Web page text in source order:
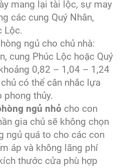
mang lại tài lộc, sự may
các cung Quý Nhân,
Lộc.
ngủ cho chủ nhà:
cung Phúc Lộc hoặc Quý
0,82 – 1,04 – 1,24
có thể cân nhắc lựa
phong thủy.
ngủ nhỏ cho con
gia chủ sẽ không chọn
ngủ quá to cho các con
áp và không lãng phí
thước cửa phù hợp